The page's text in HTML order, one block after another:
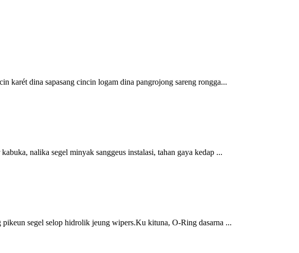
karét dina sapasang cincin logam dina pangrojong sareng rongga...
nalika segel minyak sanggeus instalasi, tahan gaya kedap ...
segel selop hidrolik jeung wipers.Ku kituna, O-Ring dasarna ...